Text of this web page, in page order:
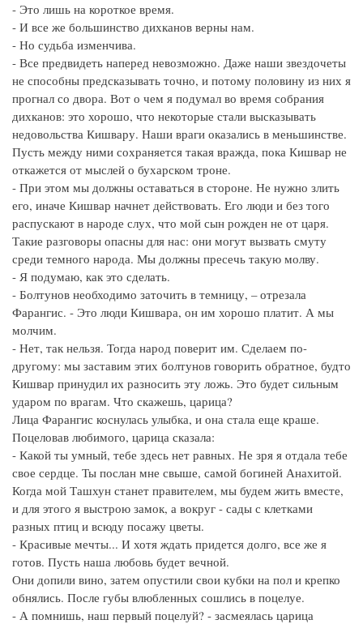
- Это лишь на короткое время.
- И все же большинство дихканов верны нам.
- Но судьба изменчива.
- Все предвидеть наперед невозможно. Даже наши звездочеты
не способны предсказывать точно, и потому половину из них я
прогнал со двора. Вот о чем я подумал во время собрания
дихканов: это хорошо, что некоторые стали высказывать
недовольства Кишвару. Наши враги оказались в меньшинстве.
Пусть между ними сохраняется такая вражда, пока Кишвар не
откажется от мыслей о бухарском троне.
- При этом мы должны оставаться в стороне. Не нужно злить
его, иначе Кишвар начнет действовать. Его люди и без того
распускают в народе слух, что мой сын рожден не от царя.
Такие разговоры опасны для нас: они могут вызвать смуту
среди темного народа. Мы должны пресечь такую молву.
- Я подумаю, как это сделать.
- Болтунов необходимо заточить в темницу, – отрезала
Фарангис. - Это люди Кишвара, он им хорошо платит. А мы
молчим.
- Нет, так нельзя. Тогда народ поверит им. Сделаем по-
другому: мы заставим этих болтунов говорить обратное, будто
Кишвар принудил их разносить эту ложь. Это будет сильным
ударом по врагам. Что скажешь, царица?
Лица Фарангис коснулась улыбка, и она стала еще краше.
Поцеловав любимого, царица сказала:
- Какой ты умный, тебе здесь нет равных. Не зря я отдала тебе
свое сердце. Ты послан мне свыше, самой богиней Анахитой.
Когда мой Ташхун станет правителем, мы будем жить вместе,
и для этого я выстрою замок, а вокруг - сады с клетками
разных птиц и всюду посажу цветы.
- Красивые мечты... И хотя ждать придется долго, все же я
готов. Пусть наша любовь будет вечной.
Они допили вино, затем опустили свои кубки на пол и крепко
обнялись. После губы влюбленных сошлись в поцелуе.
- А помнишь, наш первый поцелуй? - засмеялась царица